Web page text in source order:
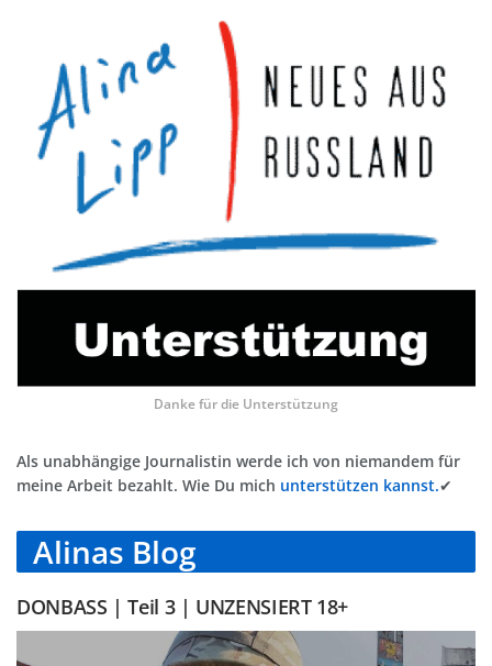
Danke für die Unterstützung
Als unabhängige Journalistin werde ich von niemandem für
meine Arbeit bezahlt. Wie Du mich unterstützen kannst.✔
Alinas Blog
DONBASS | Teil 3 | UNZENSIERT 18+